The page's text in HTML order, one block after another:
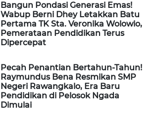
Bangun Pondasi Generasi Emas!
Wabup Berni Dhey Letakkan Batu
Pertama TK Sta. Veronika Wolowio,
Pemerataan Pendidikan Terus
Dipercepat
Pecah Penantian Bertahun-Tahun!
Raymundus Bena Resmikan SMP
Negeri Rawangkalo, Era Baru
Pendidikan di Pelosok Ngada
Dimulai